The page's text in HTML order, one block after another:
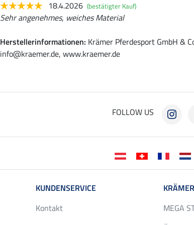
18.4.2026 (bestätigter Kauf)
Sehr angenehmes, weiches Material
Herstellerinformationen: Krämer Pferdesport GmbH &
info@kraemer.de, www.kraemer.de
FOLLOW US
KUNDENSERVICE
Kontakt
MEGA